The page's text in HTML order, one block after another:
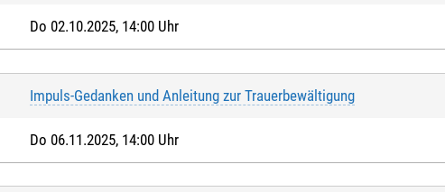
Do 02.10.2025, 14:00 Uhr
Impuls-Gedanken und Anleitung zur Trauerbewältigung
Do 06.11.2025, 14:00 Uhr